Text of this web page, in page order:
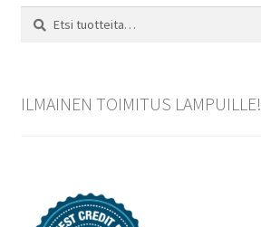
Etsi:
Haku
ILMAINEN TOIMITUS LAMPUILLE!